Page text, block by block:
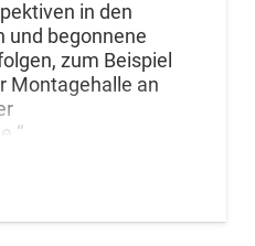
in den
und begonnene
zum Beispiel
Montagehalle an